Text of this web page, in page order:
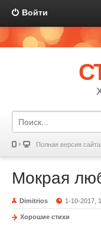
Войти
Полная версия сайта
Мокрая
Dimitrios 1-10-2017,
Хорошие стихи